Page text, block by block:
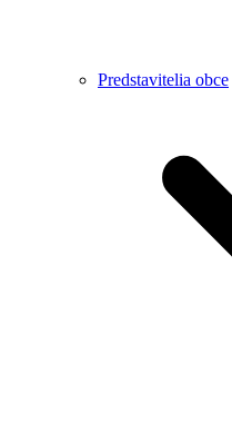
Predstavitelia obce